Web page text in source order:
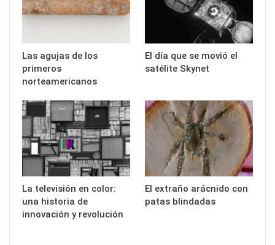
Las agujas de los
primeros
norteamericanos
El día que se movió el
satélite Skynet
La televisión en color:
una historia de
innovación y revolución
El extraño arácnido con
patas blindadas